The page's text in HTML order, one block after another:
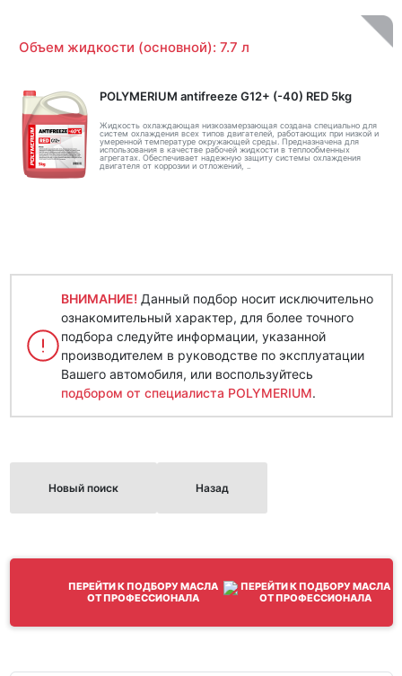
Объем жидкости (основной): 7.7 л
POLYMERIUM antifreeze G12+ (-40) RED 5kg
Жидкость охлаждающая низкозамерзающая создана специально для
систем охлаждения всех типов двигателей, работающих при низкой и
умеренной температуре окружающей среды. Предназначена для
использования в качестве рабочей жидкости в теплообменных
агрегатах. Обеспечивает надежную защиту системы охлаждения
двигателя от коррозии и отложений, ..
ВНИМАНИЕ! Данный подбор носит исключительно
ознакомительный характер, для более точного
подбора следуйте информации, указанной
производителем в руководстве по эксплуатации
Вашего автомобиля, или воспользуйтесь
подбором от специалиста POLYMERIUM.
Новый поиск Назад
ПЕРЕЙТИ К ПОДБОРУ МАСЛА
ОТ ПРОФЕССИОНАЛА